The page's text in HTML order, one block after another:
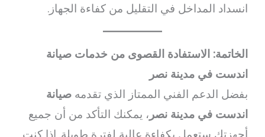
انسداد المداخل في التقليل من كفاءة الجهاز.
الخاتمة: الاستفادة القصوى من خدمات صيانة
اندست في مدينة نصر
بفضل الدعم الفني الممتاز الذي تقدمهصيانة
اندست في مدينة نصر ، يمكنك التأكد من أن جميع